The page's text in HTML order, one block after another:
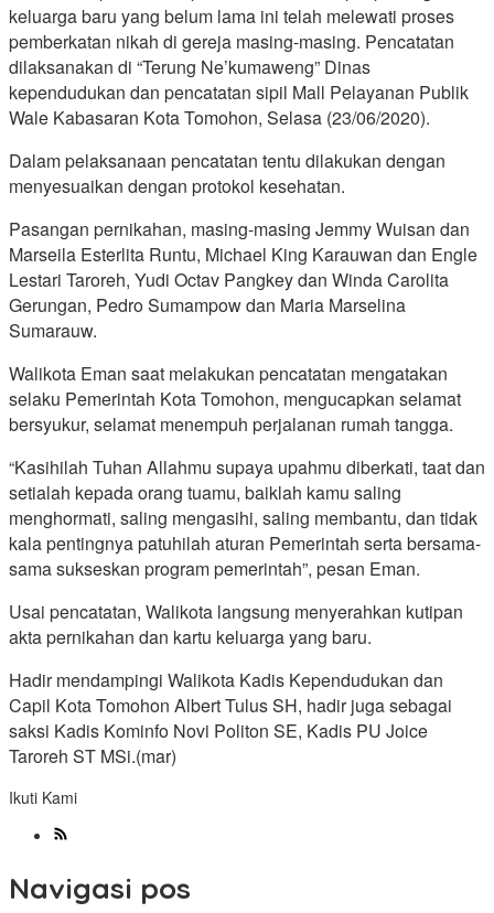
keluarga baru yang belum lama ini telah melewati proses
pemberkatan nikah di gereja masing-masing. Pencatatan
dilaksanakan di “Terung Ne’kumaweng” Dinas
kependudukan dan pencatatan sipil Mall Pelayanan Publik
Wale Kabasaran Kota Tomohon, Selasa (23/06/2020).
Dalam pelaksanaan pencatatan tentu dilakukan dengan
menyesuaikan dengan protokol kesehatan.
Pasangan pernikahan, masing-masing Jemmy Wuisan dan
Marseila Esterlita Runtu, Michael King Karauwan dan Engle
Lestari Taroreh, Yudi Octav Pangkey dan Winda Carolita
Gerungan, Pedro Sumampow dan Maria Marselina
Sumarauw.
Walikota Eman saat melakukan pencatatan mengatakan
selaku Pemerintah Kota Tomohon, mengucapkan selamat
bersyukur, selamat menempuh perjalanan rumah tangga.
“Kasihilah Tuhan Allahmu supaya upahmu diberkati, taat dan
setialah kepada orang tuamu, baiklah kamu saling
menghormati, saling mengasihi, saling membantu, dan tidak
kala pentingnya patuhilah aturan Pemerintah serta bersama-
sama sukseskan program pemerintah”, pesan Eman.
Usai pencatatan, Walikota langsung menyerahkan kutipan
akta pernikahan dan kartu keluarga yang baru.
Hadir mendampingi Walikota Kadis Kependudukan dan
Capil Kota Tomohon Albert Tulus SH, hadir juga sebagai
saksi Kadis Kominfo Novi Politon SE, Kadis PU Joice
Taroreh ST MSi.(mar)
Ikuti Kami
Navigasi pos